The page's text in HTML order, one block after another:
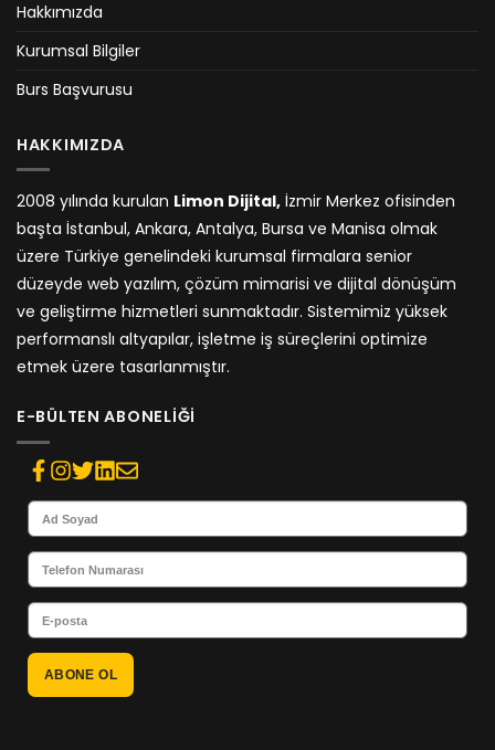
Hakkımızda
Kurumsal Bilgiler
Burs Başvurusu
HAKKIMIZDA
2008 yılında kurulan Limon Dijital, İzmir Merkez ofisinden
başta İstanbul, Ankara, Antalya, Bursa ve Manisa olmak
üzere Türkiye genelindeki kurumsal firmalara senior
düzeyde web yazılım, çözüm mimarisi ve dijital dönüşüm
ve geliştirme hizmetleri sunmaktadır. Sistemimiz yüksek
performanslı altyapılar, işletme iş süreçlerini optimize
etmek üzere tasarlanmıştır.
E-BÜLTEN ABONELIĞI
ABONE OL